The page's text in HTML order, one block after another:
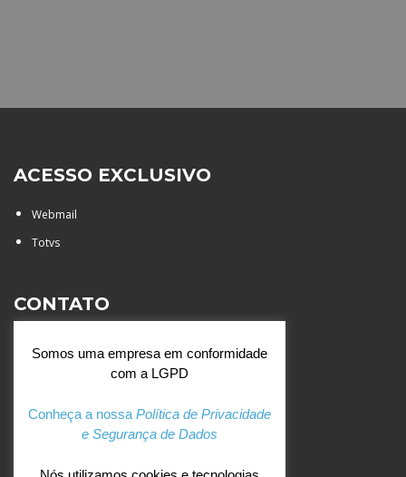
ACESSO EXCLUSIVO
Webmail
Totvs
CONTATO
Santa Catarina - São José do
Rio Preto (SP)
+55 (17) 3354 7000
agostiniano@csj.g12.br
Somos uma empresa em conformidade
com a LGPD
Conheça a nossa Política de Privacidade
e Segurança de Dados